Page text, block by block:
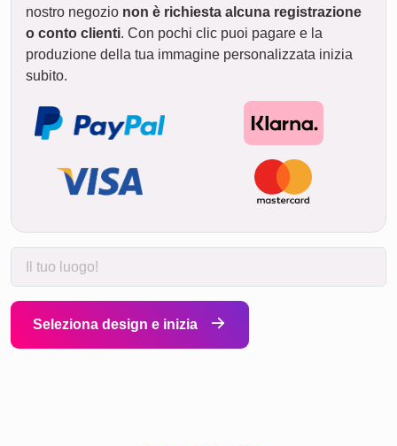
nostro negozio non è richiesta alcuna registrazione
o conto clienti. Con pochi clic puoi pagare e la
produzione della tua immagine personalizzata inizia
subito.
Seleziona design e inizia